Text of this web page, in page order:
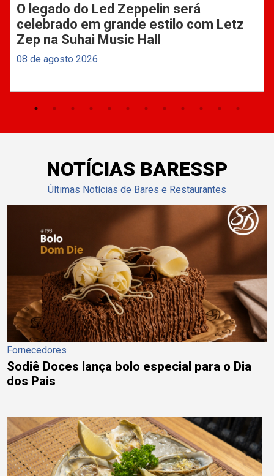
O legado do Led Zeppelin será
celebrado em grande estilo com Letz
Zep na Suhai Music Hall
08 de agosto 2026
NOTÍCIAS BARESSP
Últimas Notícias de Bares e Restaurantes
Fornecedores
Sodiê Doces lança bolo especial para o Dia
dos Pais